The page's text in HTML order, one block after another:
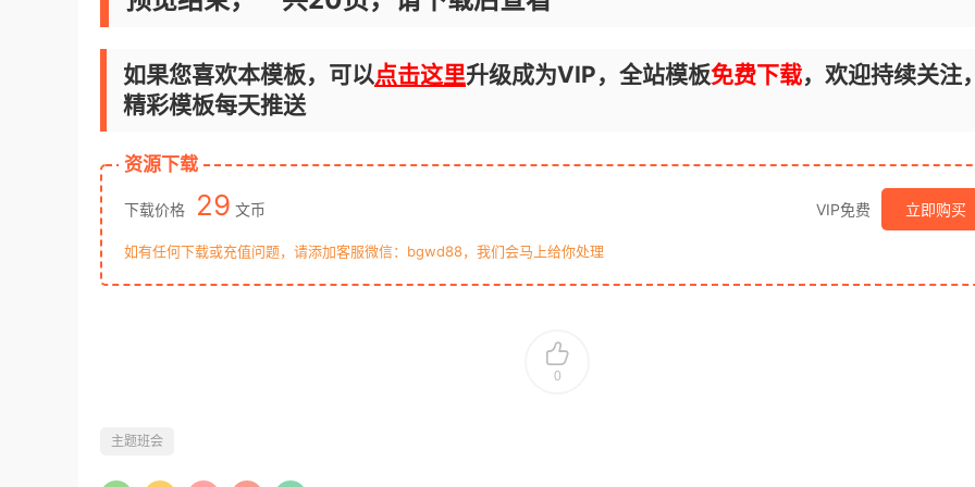
如果您喜欢本模板，可以点击这里升级成为VIP，全站模板免费下载，欢迎持续关注
精彩模板每天推送
资源下载
下载价格 29 文币 VIP免费 立即购买
如有任何下载或充值问题，请添加客服微信：bgwd88，我们会马上给你处理
0
主题班会